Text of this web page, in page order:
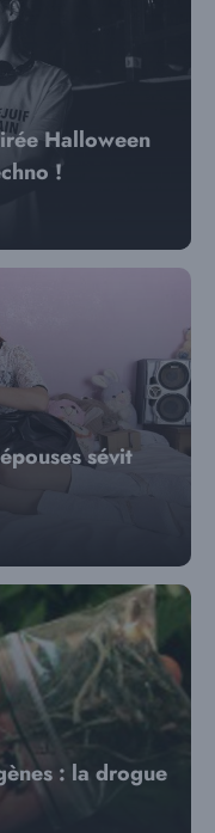
Halloween
!
sévit
: la drogue